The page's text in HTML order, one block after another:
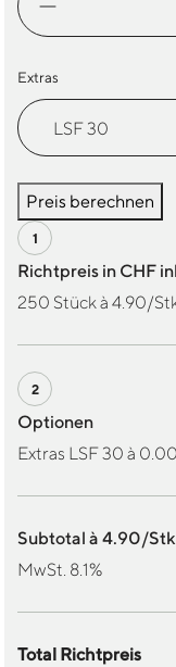
Mini
ml)
Menge
Extras
Preis berechnen
Richtpreis in CHF
250 Stück à 4.90/
Optionen
Extras LSF 30 à
Subtotal à 4.90/
MwSt. 8.1%
Total Richtpreis